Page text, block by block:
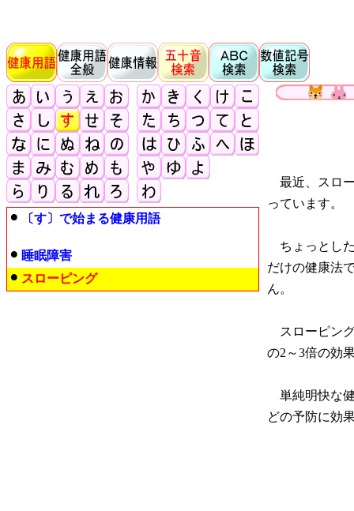
最近、スロ
っています。
ちょっとし
だけの健康法
ん。
スローピン
の2～3倍の効
単純明快な
どの予防に効
〔す〕で始まる健康用語
睡眠障害
スローピング